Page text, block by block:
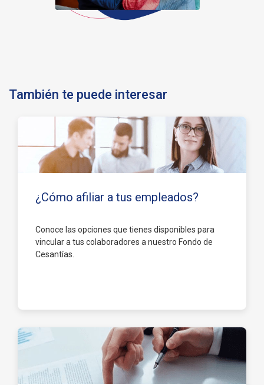
También te puede interesar
¿Cómo afiliar a tus empleados?
Conoce las opciones que tienes disponibles para
vincular a tus colaboradores a nuestro Fondo de
Cesantías.
Entérate aquí
Ver más